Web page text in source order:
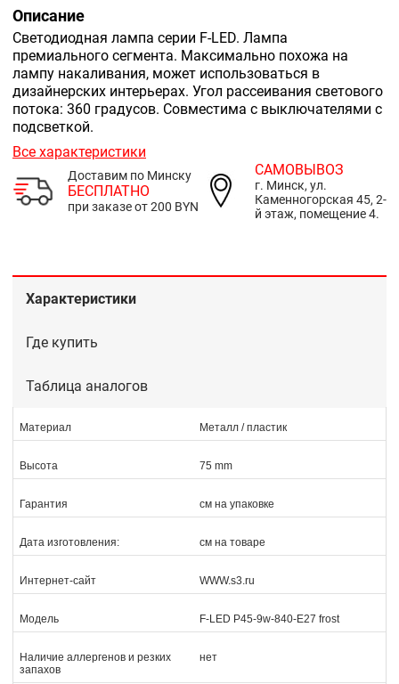
Описание
Светодиодная лампа серии F-LED. Лампа
премиального сегмента. Максимально похожа на
лампу накаливания, может использоваться в
дизайнерских интерьерах. Угол рассеивания светового
потока: 360 градусов. Совместима с выключателями с
подсветкой.
Все характеристики
Доставим по Минску
БЕСПЛАТНО
при заказе от 200 BYN
САМОВЫВОЗ
г. Минск, ул.
Каменногорская 45, 2-
й этаж, помещение 4.
Характеристики
Где купить
Таблица аналогов
Материал Металл / пластик
Высота 75 mm
Гарантия см на упаковке
Дата изготовления: см на товаре
Интернет-сайт WWW.s3.ru
Модель F-LED P45-9w-840-E27 frost
Наличие аллергенов и резких
запахов
нет